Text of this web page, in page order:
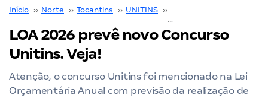
Início ›› Norte ›› Tocantins ›› UNITINS ››
LOA 2026 prevê novo Concurso
Unitins. Veja!
Atenção, o concurso Unitins foi mencionado na Lei
Orçamentária Anual com previsão da realização de